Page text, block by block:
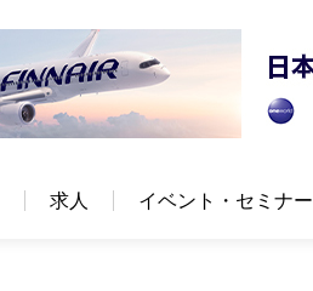
求人 イベント・セミナー